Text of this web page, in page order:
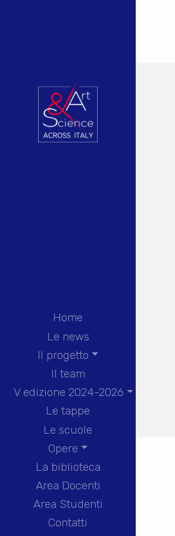
Home
Le news
Il progetto
Il team
V edizione 2024-2026
Le tappe
Le scuole
Opere
La biblioteca
Area Docenti
Area Studenti
Contatti